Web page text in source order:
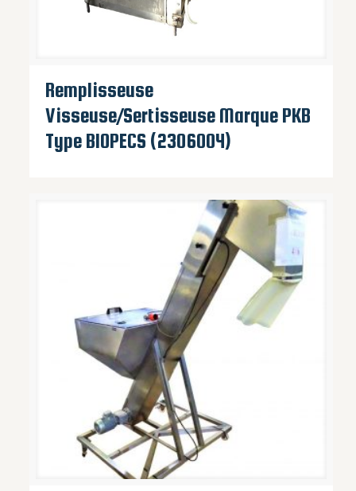
Remplisseuse
Visseuse/Sertisseuse Marque PKB
Type BIOPECS (2306004)